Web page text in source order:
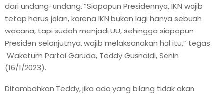
dari undang-undang. “Siapapun Presidennya, IKN wajib
tetap harus jalan, karena IKN bukan lagi hanya sebuah
wacana, tapi sudah menjadi UU, sehingga siapapun
Presiden selanjutnya, wajib melaksanakan hal itu,” tegas
Waketum Partai Garuda, Teddy Gusnaidi, Senin
(16/1/2023).
Ditambahkan Teddy, jika ada yang bilang tidak akan